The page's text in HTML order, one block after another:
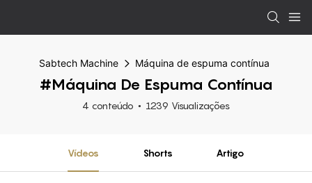
Sabtech Machine Máquina de espuma contínua
#Máquina De Espuma Contínua
4 conteúdo 1239 Visualizações
Vídeos Shorts Artigo